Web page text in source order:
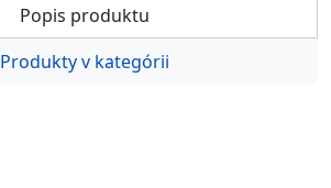
Popis produktu
Produkty v kategórii